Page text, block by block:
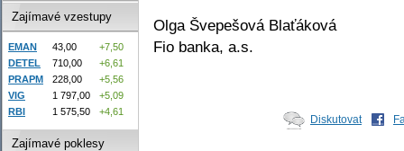
Olga Švepešová Blaťáková
Fio banka, a.s.
Diskutovat
Zajímavé vzestupy
EMAN 43,00
+7,50
DETEL
710,00
+6,61
PRAPM
228,00
+5,56
VIG
1 797,00
+5,09
RBI
1 575,50 +4,61
Zajímavé poklesy